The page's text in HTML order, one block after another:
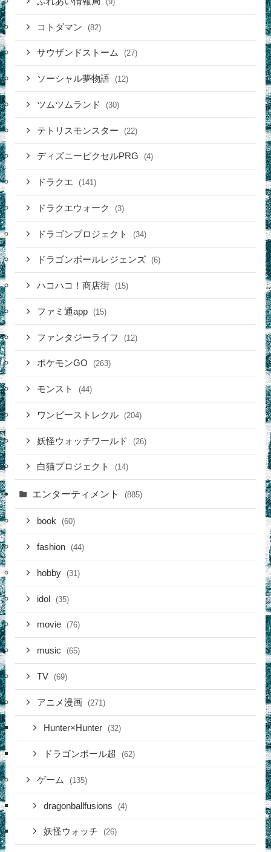
コトダマン (82)
サウザンドストーム (27)
ソーシャル夢物語 (12)
ツムツムランド (30)
テトリスモンスター (22)
ディズニーピクセルPRG (4)
ドラクエ (141)
ドラクエウォーク (3)
ドラゴンプロジェクト (34)
ドラゴンボールレジェンズ (6)
ハコハコ！商店街 (15)
ファミ通app (15)
ファンタジーライフ (12)
ポケモンGO (263)
モンスト (44)
ワンピーストレクル (204)
妖怪ウォッチワールド (26)
白猫プロジェクト (14)
エンターティメント (885)
book (60)
fashion (44)
hobby (31)
idol (35)
movie (76)
music (65)
TV (69)
アニメ漫画 (271)
Hunter×Hunter (32)
ドラゴンボール超 (62)
ゲーム (135)
dragonballfusions (4)
妖怪ウォッチ (26)